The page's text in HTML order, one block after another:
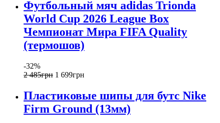
Футбольный мяч adidas Trionda
World Cup 2026 League Box
Чемпионат Мира FIFA Quality
(термошов)
-32%
2 485грн 1 699грн
Пластиковые шипы для бутс Nike
Firm Ground (13мм)